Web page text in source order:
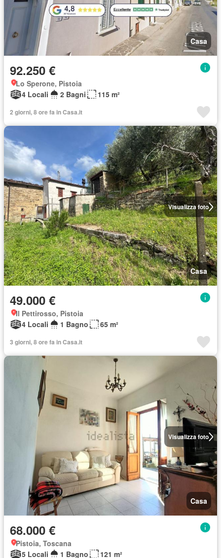
Casa
92.250 €
Lo Sperone, Pistoia
4 Locali
2 Bagni 115 m²
2 giorni, 8 ore fa in Casa.it
Visualizza foto
Casa
49.000 €
Il Pettirosso, Pistoia
4 Locali
1 Bagno 65 m²
3 giorni, 8 ore fa in Casa.it
Visualizza foto
Casa
68.000 €
Pistoia, Toscana
5 Locali
1 Bagno 121 m²